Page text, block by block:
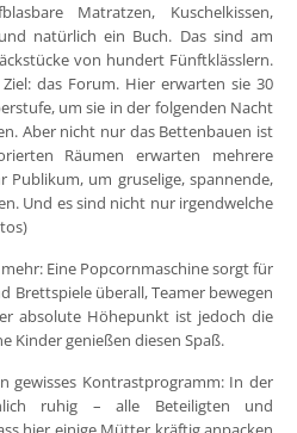
Matratzen, Kuschelkissen,
natürlich ein Buch. Das sind am
von hundert Fünftklässlern.
das Forum. Hier erwarten sie 30
um sie in der folgenden Nacht
Aber nicht nur das Bettenbauen ist
Räumen erwarten mehrere
Publikum, um gruselige, spannende,
Und es sind nicht nur irgendwelche
Eine Popcornmaschine sorgt für
Brettspiele überall, Teamer bewegen
absolute Höhepunkt ist jedoch die
Kinder genießen diesen Spaß.
gewisses Kontrastprogramm: In der
ruhig – alle Beteiligten und